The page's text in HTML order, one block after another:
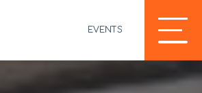
EVENTS